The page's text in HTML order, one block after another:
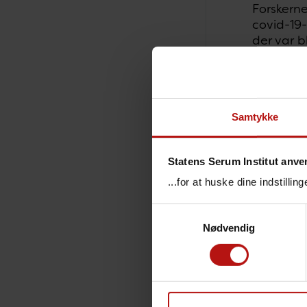
Samtykke
Statens Serum Institut
...for at huske dine
Nødvendig
covid-
der var
Anders
udsatte,
børn
Studiet